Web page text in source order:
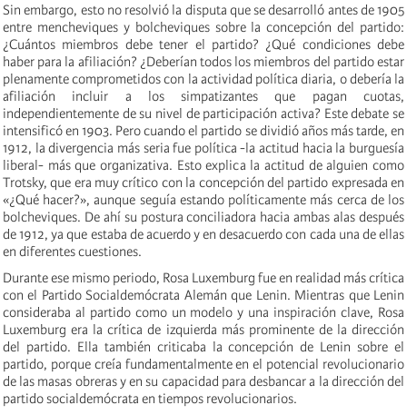
Sin embargo, esto no resolvió la disputa que se desarrolló antes de 1905
entre mencheviques y bolcheviques sobre la concepción del partido:
¿Cuántos miembros debe tener el partido? ¿Qué condiciones debe
haber para la afiliación? ¿Deberían todos los miembros del partido estar
plenamente comprometidos con la actividad política diaria, o debería la
afiliación incluir a los simpatizantes que pagan cuotas,
independientemente de su nivel de participación activa? Este debate se
intensificó en 1903. Pero cuando el partido se dividió años más tarde, en
1912, la divergencia más seria fue política -la actitud hacia la burguesía
liberal- más que organizativa. Esto explica la actitud de alguien como
Trotsky, que era muy crítico con la concepción del partido expresada en
«¿Qué hacer?», aunque seguía estando políticamente más cerca de los
bolcheviques. De ahí su postura conciliadora hacia ambas alas después
de 1912, ya que estaba de acuerdo y en desacuerdo con cada una de ellas
en diferentes cuestiones.
Durante ese mismo periodo, Rosa Luxemburg fue en realidad más crítica
con el Partido Socialdemócrata Alemán que Lenin. Mientras que Lenin
consideraba al partido como un modelo y una inspiración clave, Rosa
Luxemburg era la crítica de izquierda más prominente de la dirección
del partido. Ella también criticaba la concepción de Lenin sobre el
partido, porque creía fundamentalmente en el potencial revolucionario
de las masas obreras y en su capacidad para desbancar a la dirección del
partido socialdemócrata en tiempos revolucionarios.